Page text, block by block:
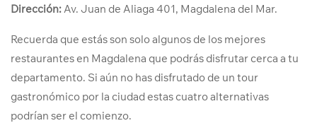
Dirección:Av. Juan de Aliaga 401, Magdalena del Mar.
Recuerda que estás son solo algunos de los mejores
restaurantes en Magdalena que podrás disfrutar cerca a tu
departamento. Si aún no has disfrutado de un tour
gastronómico por la ciudad estas cuatro alternativas
podrían ser el comienzo.